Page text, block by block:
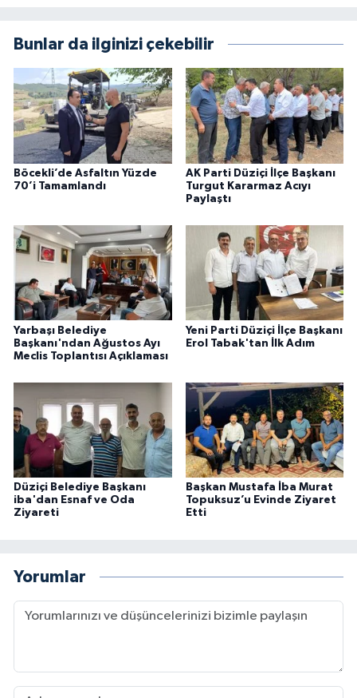
Bunlar da ilginizi çekebilir
Böcekli’de Asfaltın Yüzde
70’i Tamamlandı
AK Parti Düziçi İlçe Başkanı
Turgut Kararmaz Acıyı
Paylaştı
Yarbaşı Belediye
Başkanı'ndan Ağustos Ayı
Meclis Toplantısı Açıklaması
Yeni Parti Düziçi İlçe Başkanı
Erol Tabak'tan İlk Adım
Düziçi Belediye Başkanı
iba'dan Esnaf ve Oda
Ziyareti
Başkan Mustafa İba Murat
Topuksuz’u Evinde Ziyaret
Etti
Yorumlar